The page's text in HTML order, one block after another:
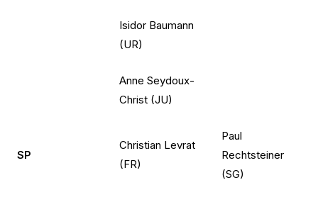
Isidor Baumann
(UR)
Anne Seydoux-
Christ (JU)
SP
Christian Levrat
(FR)
Paul
Rechtsteiner
(SG)